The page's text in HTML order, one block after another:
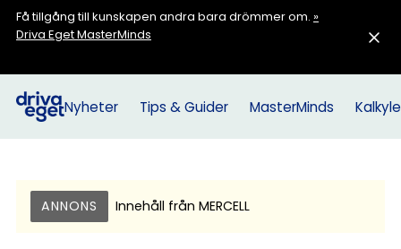
Få tillgång till kunskapen andra bara drömmer om. »
Driva Eget MasterMinds
Nyheter Tips & Guider MasterMinds
ANNONS Innehåll från MERCELL